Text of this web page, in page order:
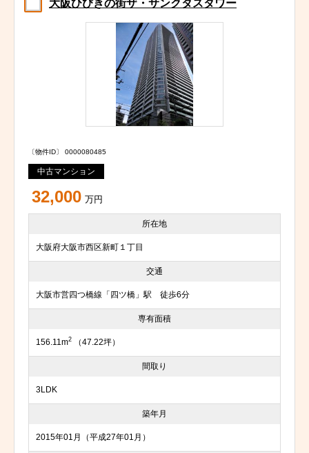
大阪ひびきの街ザ・サンクタスタワー
〔物件ID〕 0000080485
中古マンション
32,000 万円
所在地
大阪府大阪市西区新町１丁目
交通
大阪市営四つ橋線「四ツ橋」駅 徒歩6分
専有面積
156.11m2 （47.22坪）
間取り
3LDK
築年月
2015年01月（平成27年01月）